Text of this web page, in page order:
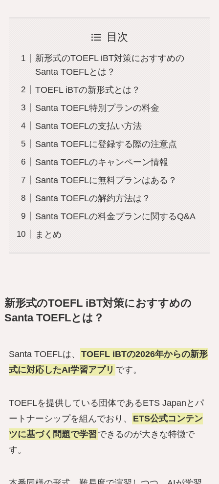
目次
新形式のTOEFL iBT対策におすすめの
Santa TOEFLとは？
TOEFL iBTの新形式とは？
Santa TOEFL特別プランの料金
Santa TOEFLの支払い方法
Santa TOEFLに登録する際の注意点
Santa TOEFLのキャンペーン情報
Santa TOEFLに無料プランはある？
Santa TOEFLの解約方法は？
Santa TOEFLの料金プランに関するQ&A
まとめ
新形式のTOEFL iBT対策におすすめの
Santa TOEFLとは？
Santa TOEFLは、
TOEFL iBTの2026年からの新形
式に対応したAI学習アプリ です。
TOEFLを提供している団体であるETS Japanとパ
ートナーシップを組んでおり、
ETS公式コンテン
ツに基づく問題で学習 できるのが大きな特徴で
す。